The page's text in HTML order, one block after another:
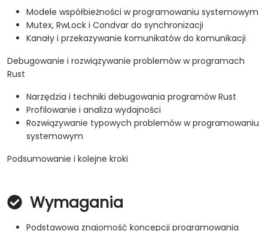
Modele współbieżności w programowaniu systemowym
Mutex, RwLock i Condvar do synchronizacji
Kanały i przekazywanie komunikatów do komunikacji
Debugowanie i rozwiązywanie problemów w programach
Rust
Narzędzia i techniki debugowania programów Rust
Profilowanie i analiza wydajności
Rozwiązywanie typowych problemów w programowaniu
systemowym
Podsumowanie i kolejne kroki
Wymagania
Podstawowa znajomość koncepcji programowania